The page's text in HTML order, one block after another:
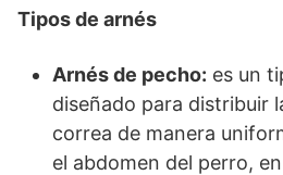
Tipos de arnés
Arnés de pecho: es un
diseñado para distribuir
correa de manera
el abdomen del perro,